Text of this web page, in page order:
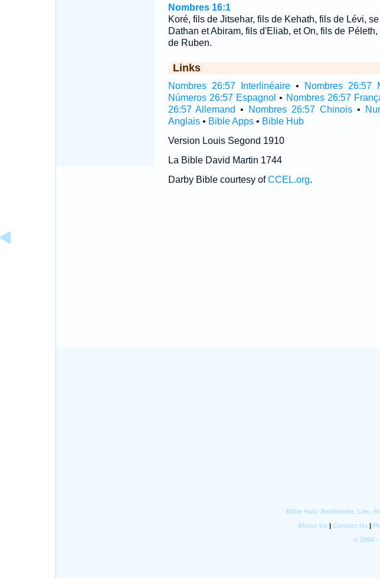
Nombres 16:1
Koré, fils de Jitsehar, fils de Kehath, fils de Lévi,
Dathan et Abiram, fils d'Eliab, et On, fils de
de Ruben.
Links
Nombres 26:57 Interlinéaire• Nombres 26:57
Números 26:57 Espagnol • Nombres 26:57
26:57 Allemand • Nombres 26:57 Chinois •
Anglais• Bible Apps• Bible Hub
Version Louis Segond 1910
La Bible David Martin 1744
Darby Bible courtesy ofCCEL.org.